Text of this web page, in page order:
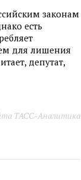
законам
есть
для лишения
депутат,
ТАСС-Аналитика